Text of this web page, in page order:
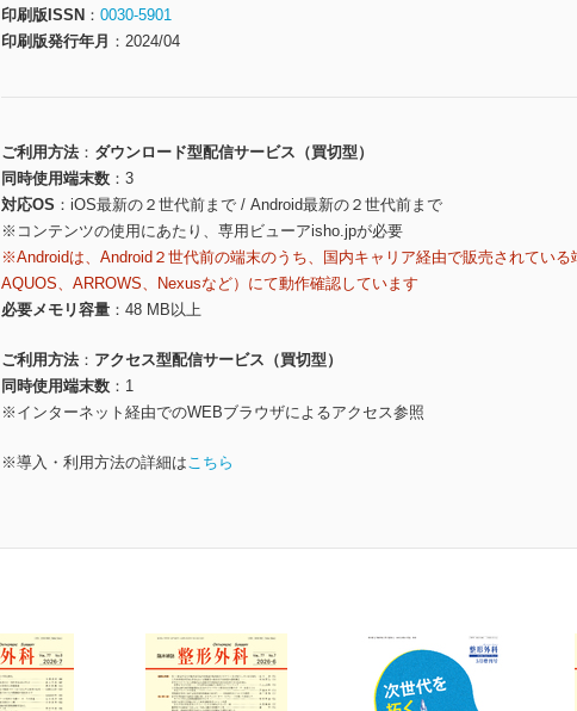
印刷版ISSN
0030-5901
印刷版発行年月
2024/04
ご利用方法
ダウンロード型配信サービス（買切型）
同時使用端末数
3
対応OS
iOS最新の２世代前まで / Android最新の２世代前まで
※コンテンツの使用にあたり、専用ビューアisho.jpが必要
※Androidは、Android２世代前の端末のうち、国内キャリア経由で販売されている
AQUOS、ARROWS、Nexusなど）にて動作確認しています
必要メモリ容量
48 MB以上
ご利用方法
アクセス型配信サービス（買切型）
同時使用端末数
1
※インターネット経由でのWEBブラウザによるアクセス参照
※導入・利用方法の詳細はこちら